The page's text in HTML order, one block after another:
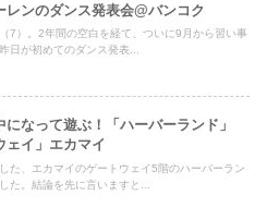
レンのダンス発表会@バンコク
7）。2年間の空白を経て、ついに9月から習い事
日が初めてのダンス発表...
になって遊ぶ！「ハーバーランド」
ェイ」エカマイ
た、エカマイのゲートウェイ5階のハーバーラン
た。結論を先に言いますと...